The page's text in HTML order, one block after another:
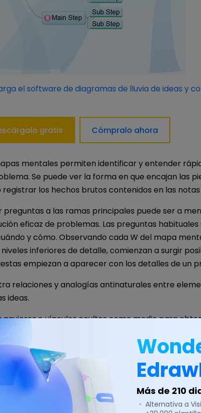
el software de diagramas de lluvia de ideas y
gratis Cómpralo ahora
mentales permiten identificar y entender
Se puede ver la forma en que encajan las
los hechos brutos contenidos en las
preguntas a las ramas principales puede ser a
eficaz de problemas. Las preguntas habituales
y cómo. Observando cada W del mapa
inferiores de detalle, comienzan a surgir
empiezan a aparecer con los detalles de un
relaciones y analogías antinaturales entre
ideas.
agujeros o vínculos ocultos como medio para
gran herramienta de pensamiento que te permite
problema de forma clara y visual.
aquí para descargar gratuitamente Mind Map
podrás utilizar las plantillas integradas
de forma fácil y rápida.
Más de 210
・ Alternativa a